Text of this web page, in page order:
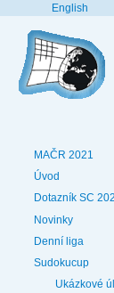
English
MAČR 2021
Úvod
Dotazník SC
Novinky
Denní liga
Sudokucup
Ukázkové